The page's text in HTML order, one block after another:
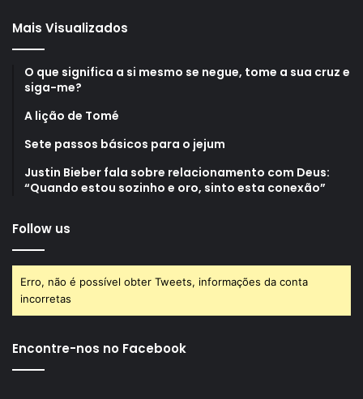
Mais Visualizados
O que significa a si mesmo se negue, tome a sua cruz e
siga-me?
A lição de Tomé
Sete passos básicos para o jejum
Justin Bieber fala sobre relacionamento com Deus:
“Quando estou sozinho e oro, sinto esta conexão”
Follow us
Erro, não é possível obter Tweets, informações da conta
incorretas
Encontre-nos no Facebook